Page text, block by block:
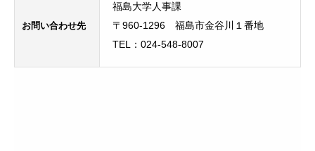
お問い合わせ先
福島大学人事課
〒960-1296 福島市金谷川１番地
TEL：024-548-8007